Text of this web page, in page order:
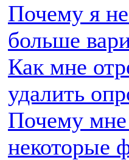
Почему я
больше
Как мне
удалить
Почему
некоторые